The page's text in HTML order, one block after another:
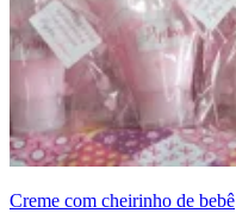
Creme com cheirinho de bebê